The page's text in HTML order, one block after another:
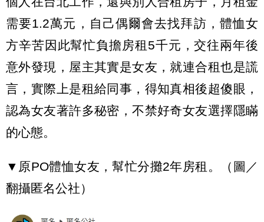
需要1.2萬元，自己偶爾會去找拜訪，體恤女
方辛苦因此幫忙負擔房租5千元，交往兩年後
意外發現，屋主其實是女友，就連合租也是謊
言，實際上是租給同事，得知真相後超傻眼，
認為女友著許多秘密，不禁好奇女友選擇隱瞞
的心態。
▼原PO體恤女友，幫忙分攤2年房租。（圖／
翻攝匿名公社）